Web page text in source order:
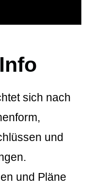
sich nach
und
und Pläne